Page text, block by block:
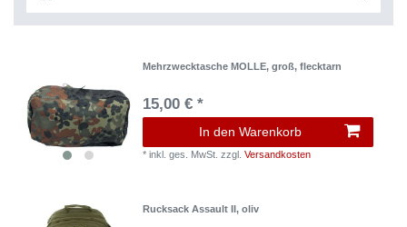
Mehrzwecktasche MOLLE, groß, flecktarn
15,00 € *
In den Warenkorb
*inkl. ges. MwSt. zzgl.Versandkosten
Rucksack Assault II, oliv